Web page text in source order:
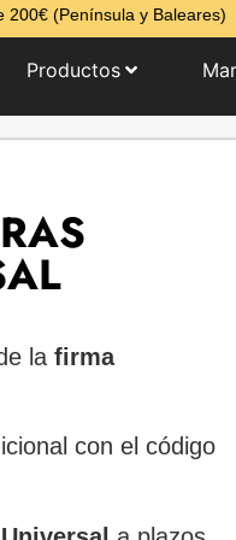
200€ (Península y Baleares)
Productos
la firma
con el código